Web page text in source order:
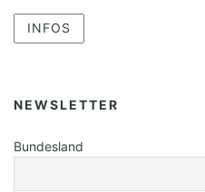
INFOS
NEWSLETTER
Bundesland